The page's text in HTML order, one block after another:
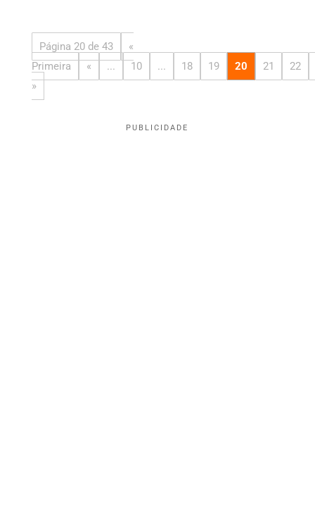
Página 20 de 43
«
Primeira
« ... 10 ... 18 19 20 21
22
»
PUBLICIDADE